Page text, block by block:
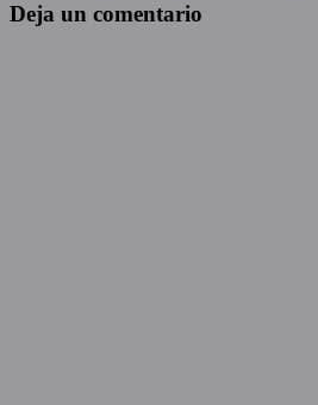
Deja un comentario